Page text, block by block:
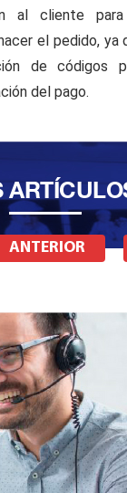
al cliente para
el pedido, ya
de códigos
del pago.
ANTERIOR